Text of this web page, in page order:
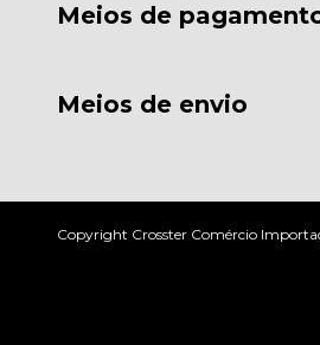
Meios de
Meios de envio
Copyright Crosster Comércio